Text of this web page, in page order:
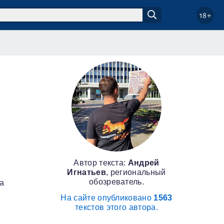
18+
Автор текста: Андрей
Игнатьев, региональный
обозреватель.
На сайте опубликовано 1563
текстов этого автора.